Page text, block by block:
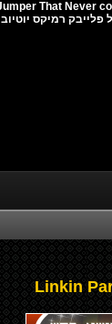
פלייבק רמיקס יוטיוב